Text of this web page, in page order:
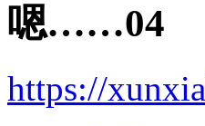
嗯……04
https://